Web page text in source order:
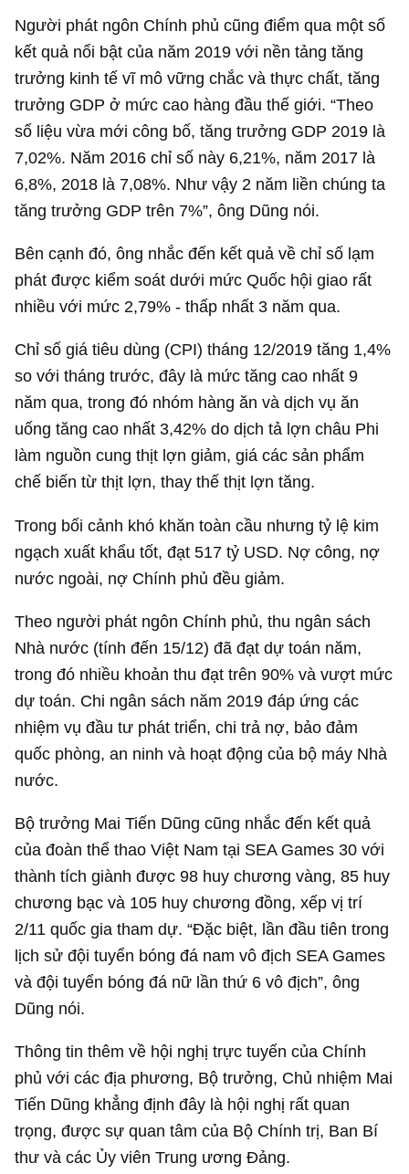
Người phát ngôn Chính phủ cũng điểm qua một số
kết quả nổi bật của năm 2019 với nền tảng tăng
trưởng kinh tế vĩ mô vững chắc và thực chất, tăng
trưởng GDP ở mức cao hàng đầu thế giới. “Theo
số liệu vừa mới công bố, tăng trưởng GDP 2019 là
7,02%. Năm 2016 chỉ số này 6,21%, năm 2017 là
6,8%, 2018 là 7,08%. Như vậy 2 năm liền chúng ta
tăng trưởng GDP trên 7%”, ông Dũng nói.
Bên cạnh đó, ông nhắc đến kết quả về chỉ số lạm
phát được kiểm soát dưới mức Quốc hội giao rất
nhiều với mức 2,79% - thấp nhất 3 năm qua.
Chỉ số giá tiêu dùng (CPI) tháng 12/2019 tăng 1,4%
so với tháng trước, đây là mức tăng cao nhất 9
năm qua, trong đó nhóm hàng ăn và dịch vụ ăn
uống tăng cao nhất 3,42% do dịch tả lợn châu Phi
làm nguồn cung thịt lợn giảm, giá các sản phẩm
chế biến từ thịt lợn, thay thế thịt lợn tăng.
Trong bối cảnh khó khăn toàn cầu nhưng tỷ lệ kim
ngạch xuất khẩu tốt, đạt517 tỷ USD. Nợ công, nợ
nước ngoài, nợ Chính phủ đều giảm.
Theo người phát ngôn Chính phủ, thu ngân sách
Nhà nước (tính đến 15/12) đã đạt dự toán năm,
trong đó nhiều khoản thu đạt trên 90% và vượt mức
dự toán. Chi ngân sách năm 2019 đáp ứng các
nhiệm vụ đầu tư phát triển, chi trả nợ, bảo đảm
quốc phòng, an ninh và hoạt động của bộ máy Nhà
nước.
Bộ trưởng Mai Tiến Dũng cũng nhắc đến kết quả
của đoàn thể thao Việt Nam tại SEA Games 30 với
thành tích giành được 98 huy chương vàng, 85 huy
chương bạc và 105 huy chương đồng, xếp vị trí
2/11 quốc gia tham dự. “Đặc biệt, lần đầu tiên trong
lịch sử đội tuyển bóng đá nam vô địch SEA Games
và đội tuyển bóng đá nữ lần thứ 6 vô địch”, ông
Dũng nói.
Thông tin thêm về hội nghị trực tuyến của Chính
phủ với các địa phương, Bộ trưởng, Chủ nhiệm Mai
Tiến Dũng khẳng định đây là hội nghị rất quan
trọng, được sự quan tâm của Bộ Chính trị, Ban Bí
thư và các Ủy viên Trung ương Đảng.